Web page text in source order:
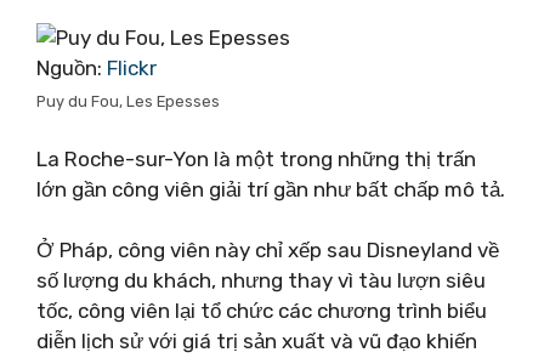
Nguồn: Flickr
Puy du Fou, Les Epesses
La Roche-sur-Yon là một trong những thị trấn
lớn gần công viên giải trí gần như bất chấp mô tả.
Ở Pháp, công viên này chỉ xếp sau Disneyland về
số lượng du khách, nhưng thay vì tàu lượn siêu
tốc, công viên lại tổ chức các chương trình biểu
diễn lịch sử với giá trị sản xuất và vũ đạo khiến